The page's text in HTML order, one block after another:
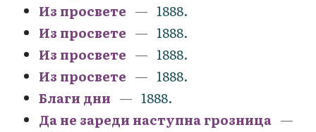
Из просвете
1888.
Из просвете
1888.
Из просвете
1888.
Из просвете
1888.
Благи дни
1888.
Да не зареди наступна грозница